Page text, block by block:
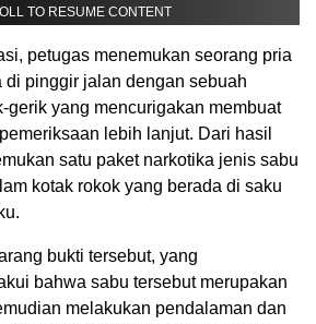
TO RESUME CONTENT
petugas menemukan seorang pria
di pinggir jalan dengan sebuah
gerik yang mencurigakan membuat
lebih lanjut. Dari hasil
satu paket narkotika jenis sabu
kotak rokok yang berada di saku
bukti tersebut, yang
bahwa sabu tersebut merupakan
melakukan pendalaman dan